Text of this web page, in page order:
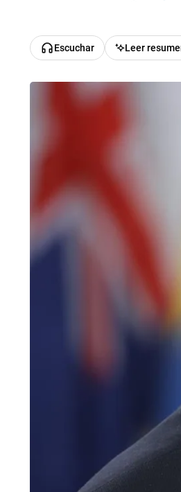
Escuchar Leer